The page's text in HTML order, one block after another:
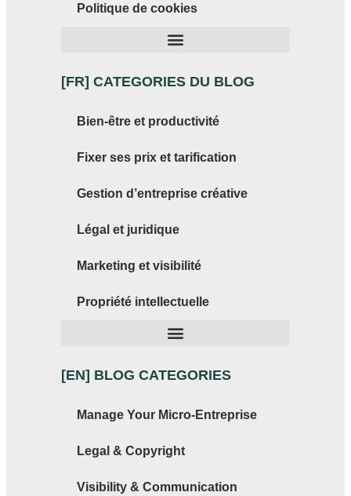
Politique de cookies
[FR] CATEGORIES DU BLOG
Bien-être et productivité
Fixer ses prix et tarification
Gestion d’entreprise créative
Légal et juridique
Marketing et visibilité
Propriété intellectuelle
[EN] BLOG CATEGORIES
Manage Your Micro-Entreprise
Legal & Copyright
Visibility & Communication